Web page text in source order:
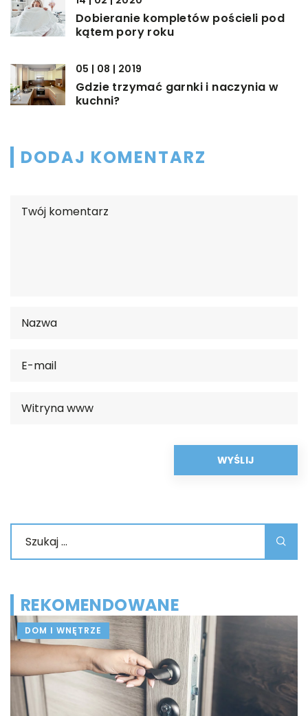
Dobieranie kompletów pościeli pod
kątem pory roku
05 | 08 | 2019
Gdzie trzymać garnki i naczynia w
kuchni?
DODAJ KOMENTARZ
REKOMENDOWANE
DOM I WNĘTRZE